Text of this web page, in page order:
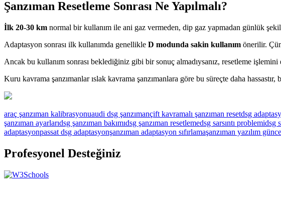
Şanzıman Resetleme Sonrası Ne Yapılmalı?
İlk 20-30 km normal bir kullanım ile ani gaz vermeden, dip gaz yapmadan günlük
Adaptasyon sonrası ilk kullanımda genellikle D modunda sakin kullanım önerilir.
Ancak bu kullanım sonrası beklediğiniz gibi bir sonuç almadıysanız, resetleme işlemini
Kuru kavrama şanzımanlar ıslak kavrama şanzımanlara göre bu süreçte daha
araç şanzıman kalibrasyonuaudi dsg şanzımançift kavramalı şanzıman resetdsg
şanzıman ayarlarıdsg şanzıman bakımıdsg şanzıman resetlemedsg sarsıntı problemidsg
adaptasyonpassat dsg adaptasyonşanzıman adaptasyon sıfırlamaşanzıman yazılım
Profesyonel Desteğiniz